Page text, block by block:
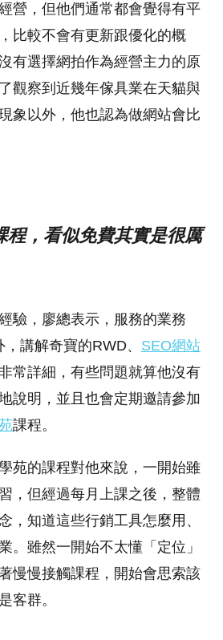
營，但他們通常都會覺得有平
比較不會有更新跟優化的概
有選擇網拍作為經營主力的原
觀察到近幾年傢具業在天貓與
象以外，他也認為做網站會比
程，看似免費其實是很厲
驗，廖總表示，服務的業務
講解奇寶的RWD、 SEO網站
常詳細，有些問題就算他沒有
說明，並且也會定期邀請參加
課程。
苑的課程對他來說，一開始雖
，但經過每月上課之後，整體
，知道這些行銷工具怎麼用、
。雖然一開始不太懂「定位」
慢慢接觸課程，開始會思索該
客群。